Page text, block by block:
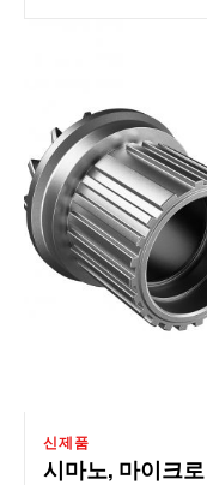
신제품
시마노, 마이크